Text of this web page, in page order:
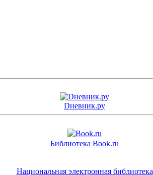
Dневник.ру
Библиотека Book.ru
Национальная электронная библиотека